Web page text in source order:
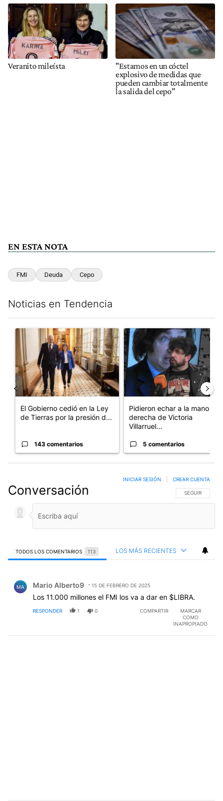
Veranito mileísta
"Estamos en un cóctel
explosivo de medidas que
pueden cambiar totalmente
la salida del cepo"
EN ESTA NOTA
FMI Deuda Cepo
Noticias en Tendencia
Un artículo de tendencia con el título "El Gobierno cedió en
El Gobierno cedió en la Ley
de Tierras por la presión d...
143 comentarios
Un artículo de tendencia con
Pidieron echar a la mano
derecha de Victoria
Villarruel...
5 comentarios
Conversación SIGA ESTA
SEGUIR
INICIAR SESIÓN CREAR CUENTA
TODOS LOS COMENTARIOS 113 LOS MÁS RECIENTES
MA Mario Alberto9 15 DE FEBRERO DE 2025
Los 11.000 millones el FMI los va a dar en $LIBRA.
RESPONDER 1 0 COMPARTIR
MARCAR
COMO
INAPROPIADO